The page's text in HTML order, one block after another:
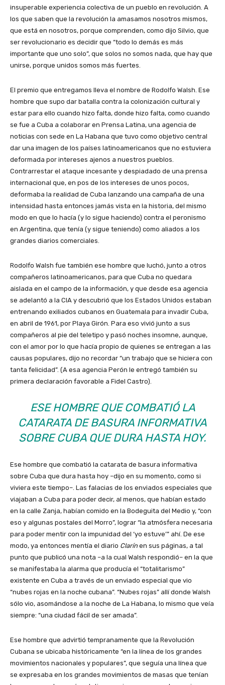
insuperable experiencia colectiva de un pueblo en revolución. A
los que saben que la revolución la amasamos nosotros mismos,
que está en nosotros, porque comprenden, como dijo Silvio, que
ser revolucionario es decidir que “todo lo demás es más
importante que uno solo”, que solos no somos nada, que hay que
unirse, porque unidos somos más fuertes.
El premio que entregamos lleva el nombre de Rodolfo Walsh. Ese
hombre que supo dar batalla contra la colonización cultural y
estar para ello cuando hizo falta, donde hizo falta, como cuando
se fue a Cuba a colaborar en Prensa Latina, una agencia de
noticias con sede en La Habana que tuvo como objetivo central
dar una imagen de los países latinoamericanos que no estuviera
deformada por intereses ajenos a nuestros pueblos.
Contrarrestar el ataque incesante y despiadado de una prensa
internacional que, en pos de los intereses de unos pocos,
deformaba la realidad de Cuba lanzando una campaña de una
intensidad hasta entonces jamás vista en la historia, del mismo
modo en que lo hacía (y lo sigue haciendo) contra el peronismo
en Argentina, que tenía (y sigue teniendo) como aliados a los
grandes diarios comerciales.
Rodolfo Walsh fue también ese hombre que luchó, junto a otros
compañeros latinoamericanos, para que Cuba no quedara
aislada en el campo de la información, y que desde esa agencia
se adelantó a la CIA y descubrió que los Estados Unidos estaban
entrenando exiliados cubanos en Guatemala para invadir Cuba,
en abril de 1961, por Playa Girón. Para eso vivió junto a sus
compañeros al pie del teletipo y pasó noches insomne, aunque,
con el amor por lo que hacía propio de quienes se entregan a las
causas populares, dijo no recordar “un trabajo que se hiciera con
tanta felicidad”. (A esa agencia Perón le entregó también su
primera declaración favorable a Fidel Castro).
ESE HOMBRE QUE COMBATIÓ LA
CATARATA DE BASURA INFORMATIVA
SOBRE CUBA QUE DURA HASTA HOY.
Ese hombre que combatió la catarata de basura informativa
sobre Cuba que dura hasta hoy –dijo en su momento, como si
viviera este tiempo–. Las falacias de los enviados especiales que
viajaban a Cuba para poder decir, al menos, que habían estado
en la calle Zanja, habían comido en la Bodeguita del Medio y, “con
eso y algunas postales del Morro”, lograr “la atmósfera necesaria
para poder mentir con la impunidad del ‘yo estuve’” ahí. De ese
modo, ya entonces mentía el diario Clarín en sus páginas, a tal
punto que publicó una nota –a la cual Walsh respondió– en la que
se manifestaba la alarma que producía el “totalitarismo”
existente en Cuba a través de un enviado especial que vio
“nubes rojas en la noche cubana”. “Nubes rojas” allí donde Walsh
sólo vio, asomándose a la noche de La Habana, lo mismo que veía
siempre: “una ciudad fácil de ser amada”.
Ese hombre que advirtió tempranamente que la Revolución
Cubana se ubicaba históricamente “en la línea de los grandes
movimientos nacionales y populares”, que seguía una línea que
se expresaba en los grandes movimientos de masas que tenían